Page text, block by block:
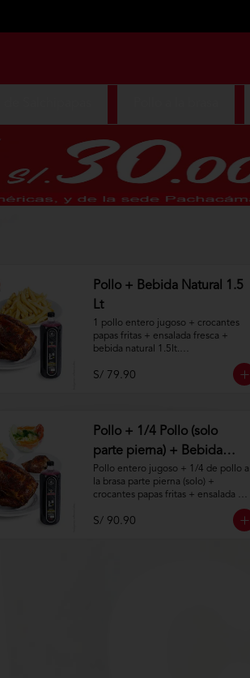
Pollo + Bebida Natural 1.5
Lt
1 pollo entero jugoso + crocantes
papas fritas + ensalada fresca +
bebida natural 1.5lt.
Aplica terminos y
condiciones.https://www.lenaycarbo
S/ 79.90
Pollo + 1/4 Pollo (solo
parte pierna) + Bebida
Natural 1.5 Lt
Pollo entero jugoso + 1/4 de pollo a
la brasa parte pierna (solo) +
crocantes papas fritas + ensalada
S/ 90.90